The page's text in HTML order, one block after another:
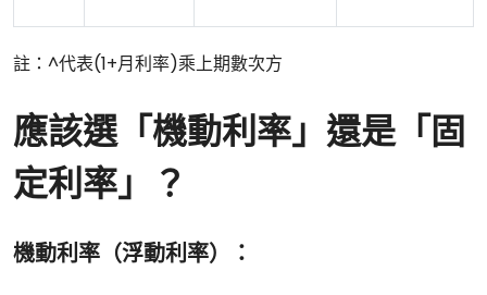
註：^代表(1+月利率)乘上期數次方
應該選「機動利率」還是「固
定利率」？
機動利率（浮動利率） ：